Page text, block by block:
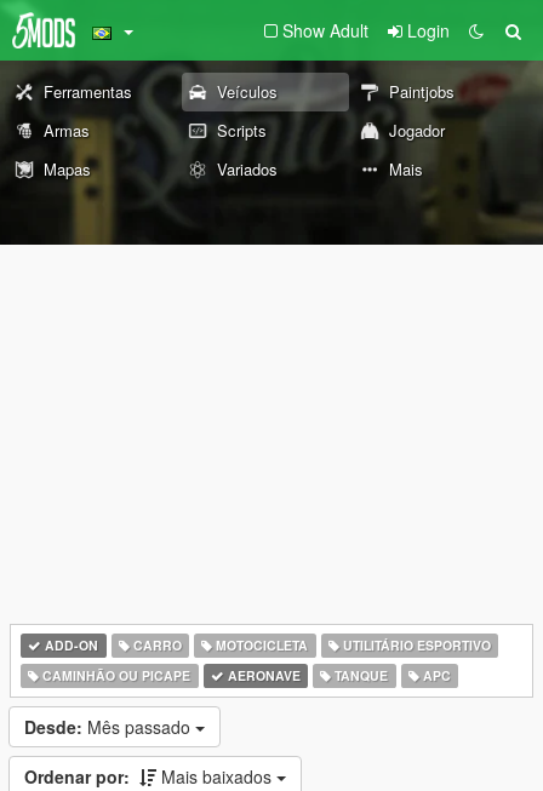
Show Adult Login
Ferramentas Veículos
Paintjobs
Armas
Scripts
Jogador
Mapas
Variados Mais
ADD-ON CARRO MOTOCICLETA
UTILITÁRIO ESPORTIVO
CAMINHÃO OU PICAPE
AERONAVE TANQUE APC
Desde: Mês passado
Ordenar por: Mais baixados